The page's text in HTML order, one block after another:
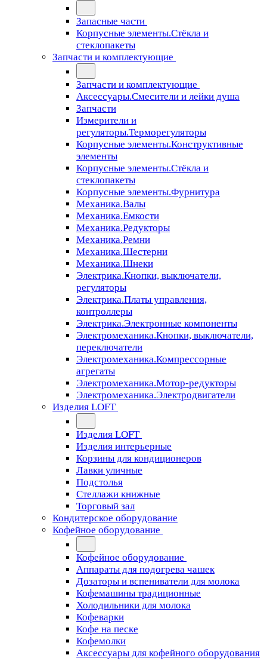
Запасные части
Корпусные элементы.Стёкла и
стеклопакеты
Запчасти и комплектующие
Запчасти и комплектующие
Аксессуары.Смесители и лейки душа
Запчасти
Измерители и
регуляторы.Терморегуляторы
Корпусные элементы.Конструктивные
элементы
Корпусные элементы.Стёкла и
стеклопакеты
Корпусные элементы.Фурнитура
Механика.Валы
Механика.Емкости
Механика.Редукторы
Механика.Ремни
Механика.Шестерни
Механика.Шнеки
Электрика.Кнопки, выключатели,
регуляторы
Электрика.Платы управления,
контроллеры
Электрика.Электронные компоненты
Электромеханика.Кнопки, выключатели,
переключатели
Электромеханика.Компрессорные
агрегаты
Электромеханика.Мотор-редукторы
Электромеханика.Электродвигатели
Изделия LOFT
Изделия LOFT
Изделия интерьерные
Корзины для кондиционеров
Лавки уличные
Подстолья
Стеллажи книжные
Торговый зал
Кондитерское оборудование
Кофейное оборудование
Кофейное оборудование
Аппараты для подогрева чашек
Дозаторы и вспениватели для молока
Кофемашины традиционные
Холодильники для молока
Кофеварки
Кофе на песке
Кофемолки
Аксессуары для кофейного оборудования